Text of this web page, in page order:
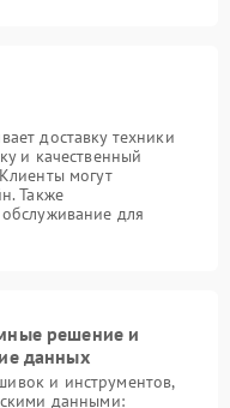
доставку техники
и качественный
могут
Также
обслуживание для
решение и
данных
и инструментов,
данными: